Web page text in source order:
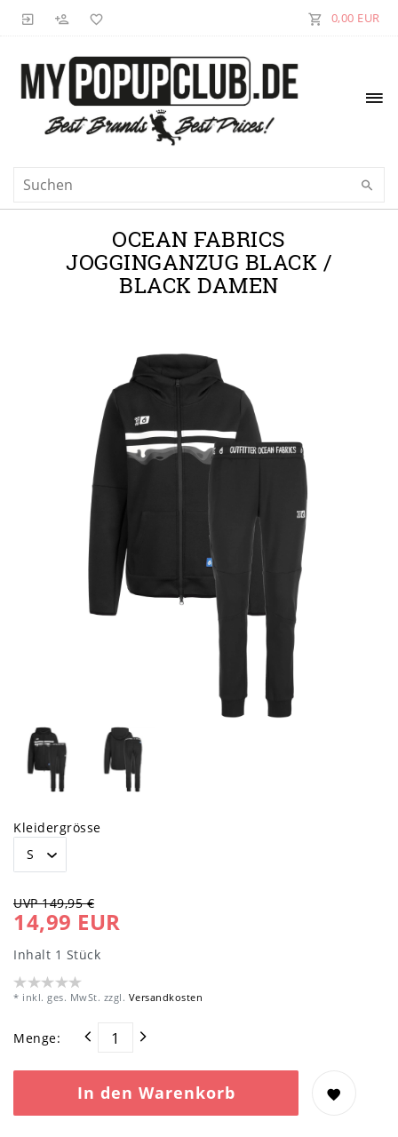
0,00 EUR
OCEAN FABRICS
JOGGINGANZUG BLACK /
BLACK DAMEN
Kleidergrösse
UVP 149,95 €
14,99 EUR
Inhalt 1 Stück
* inkl. ges. MwSt. zzgl. Versandkosten
Menge:
In den Warenkorb